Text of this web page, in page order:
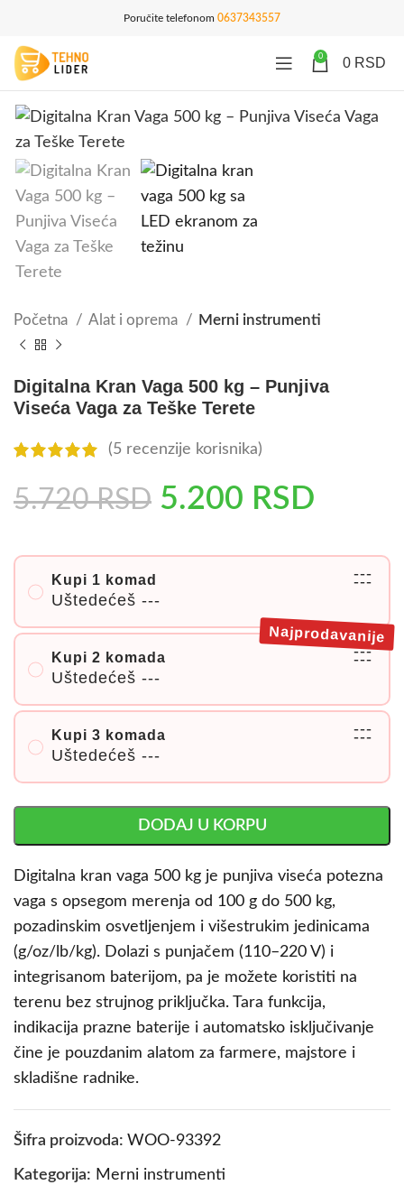
Poručite telefonom 0637343557
0 0 RSD
Početna Alat i oprema Merni instrumenti
Digitalna Kran Vaga 500 kg – Punjiva
Viseća Vaga za Teške Terete
(5 recenzije korisnika)
5.720RSD 5.200 RSD
Kupi 1 komad
Uštedećeš ---
---
---
Kupi 2 komada
Uštedećeš ---
---
---
Najprodavanije
Kupi 3 komada
Uštedećeš ---
---
---
DODAJ U KORPU
Digitalna kran vaga 500 kg je punjiva viseća potezna
vaga s opsegom merenja od 100 g do 500 kg,
pozadinskim osvetljenjem i višestrukim jedinicama
(g/oz/lb/kg). Dolazi s punjačem (110–220 V) i
integrisanom baterijom, pa je možete koristiti na
terenu bez strujnog priključka. Tara funkcija,
indikacija prazne baterije i automatsko isključivanje
čine je pouzdanim alatom za farmere, majstore i
skladišne radnike.
Šifra proizvoda: WOO-93392
Kategorija: Merni instrumenti